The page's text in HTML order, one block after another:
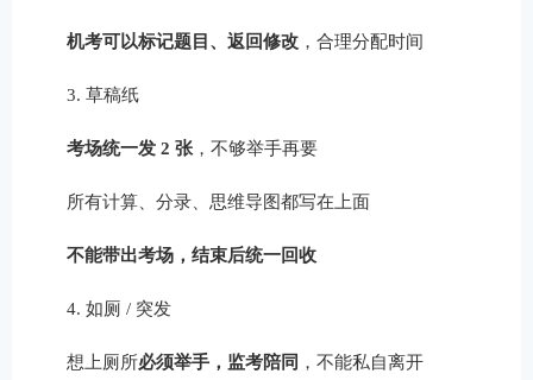
机考可以标记题目、返回修改，合理分配时间
3. 草稿纸
考场统一发 2 张，不够举手再要
所有计算、分录、思维导图都写在上面
不能带出考场，结束后统一回收
4. 如厕 / 突发
想上厕所必须举手，监考陪同 ，不能私自离开